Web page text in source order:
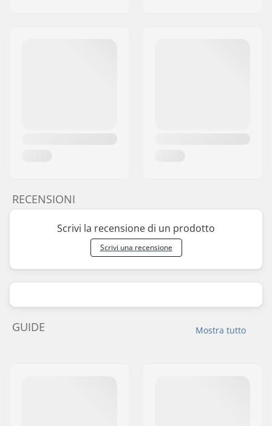
RECENSIONI
Scrivi la recensione di un prodotto
Scrivi una recensione
Mostra tutto
GUIDE